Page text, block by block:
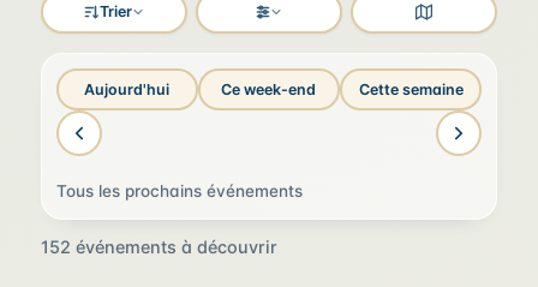
Trier Filtres Voir la carte
Aujourd'hui Ce week-end Cette semaine
Tous les prochains événements
152 événements à découvrir